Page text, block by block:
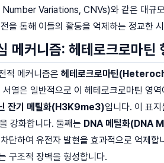
Variations, CNVs)와 같은 대규모
을 통해 이들의 활동을 억제하는 정교한
메커니즘: 헤테로크로마틴
적 메커니즘은 헤테로크로마틴
열은 일반적으로 이 헤테로크로마틴 영
잔기 메틸화(H3K9me3)입니다. 이 표
강화합니다. 둘째는 DNA 메틸화(DNA
단하여 유전자 발현을 효과적으로 억제
구조적 장벽을 형성합니다.